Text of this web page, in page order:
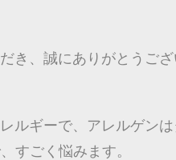
き、誠にありがとうご
ルギーで、アレルゲン
すごく悩みます。